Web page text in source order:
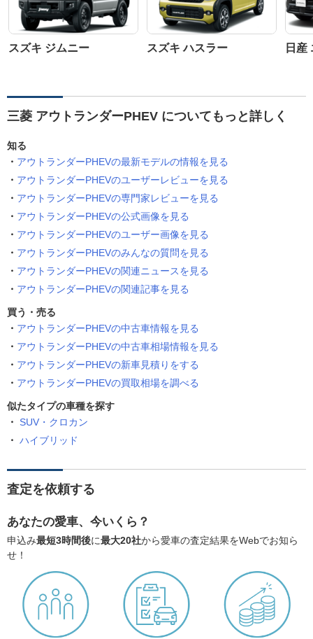
スズキ ジムニー スズキ ハスラー 日産
三菱 アウトランダーPHEV についてもっと詳しく
知る
アウトランダーPHEVの最新モデルの情報を見る
アウトランダーPHEVのユーザーレビューを見る
アウトランダーPHEVの専門家レビューを見る
アウトランダーPHEVの公式画像を見る
アウトランダーPHEVのユーザー画像を見る
アウトランダーPHEVのみんなの質問を見る
アウトランダーPHEVの関連ニュースを見る
アウトランダーPHEVの関連記事を見る
買う・売る
アウトランダーPHEVの中古車情報を見る
アウトランダーPHEVの中古車相場情報を見る
アウトランダーPHEVの新車見積りをする
アウトランダーPHEVの買取相場を調べる
似たタイプの車種を探す
SUV・クロカン
ハイブリッド
査定を依頼する
あなたの愛車、今いくら？
申込み最短3時間後に最大20社から愛車の査定結果をWebでお知ら
せ！